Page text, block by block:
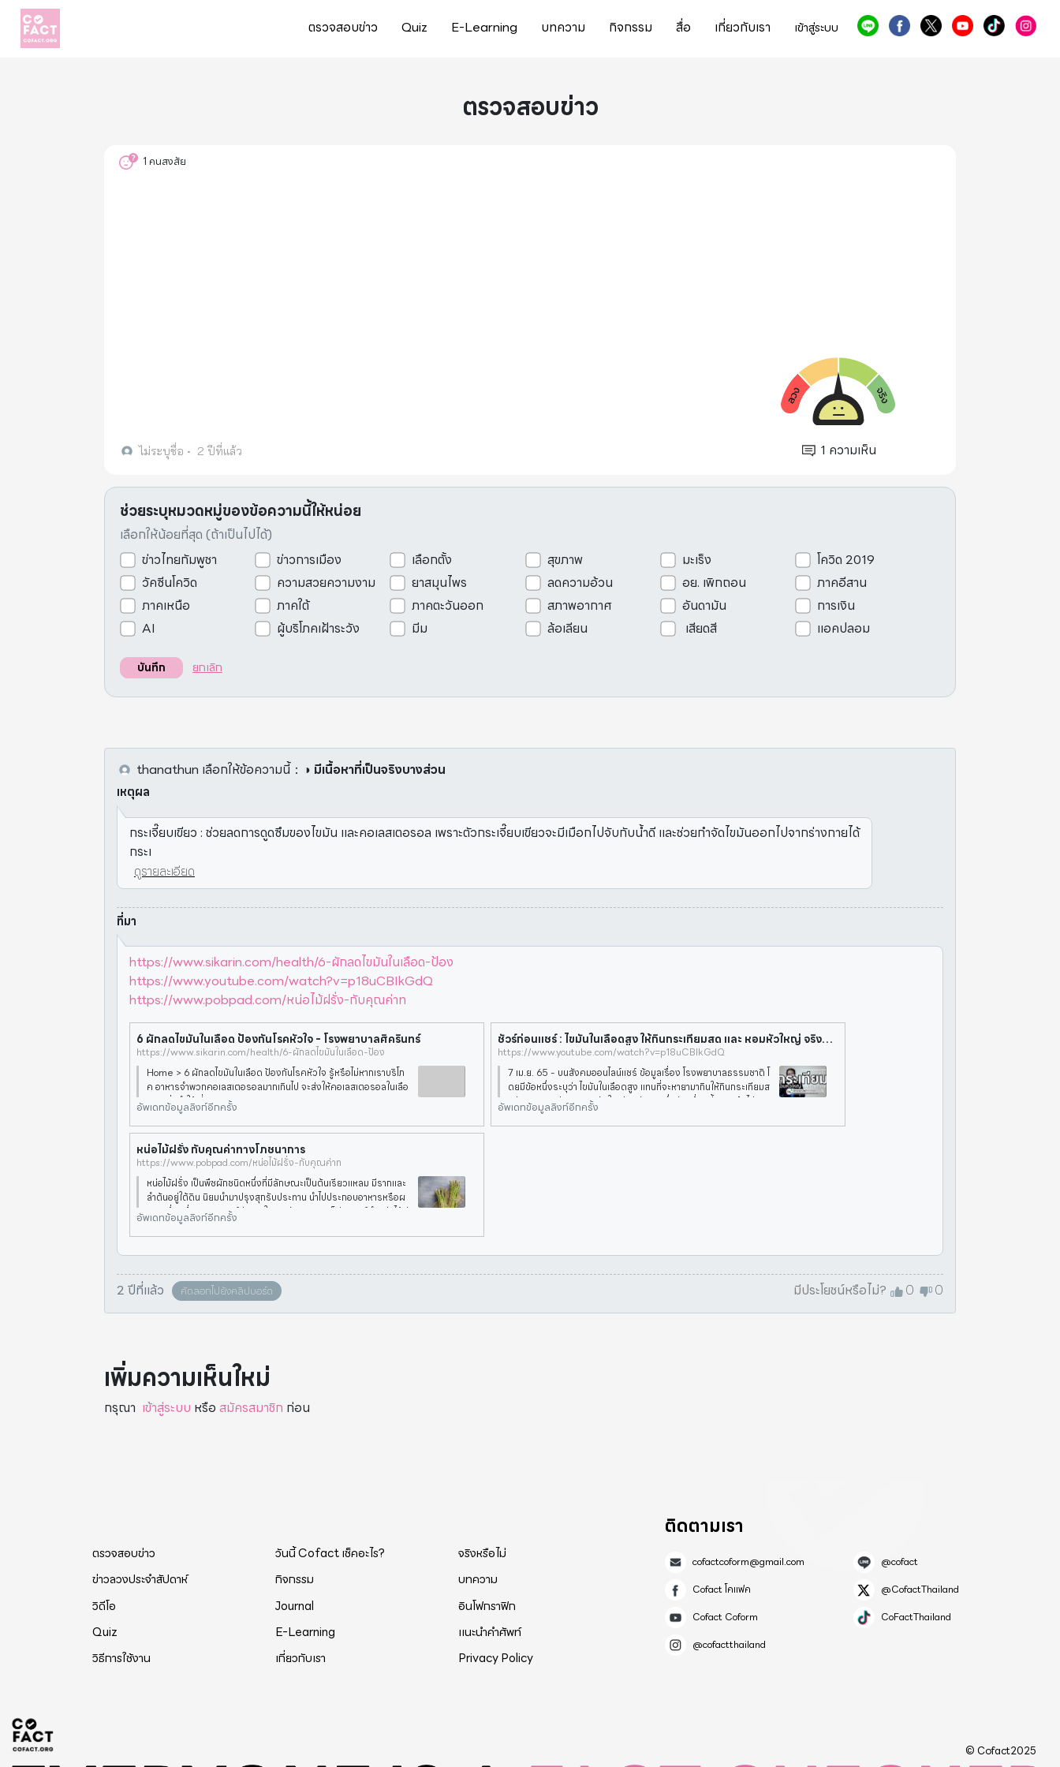
ตรวจสอบข่าว Quiz E-Learning บทความ กิจกรรม สื่อ เกี่ยวกับเรา เข้าสู่ระบบ
ตรวจสอบข่าว
1คนสงสัย
ไม่ระบุชื่อ • 2 ปีที่แล้ว 1 ความเห็น
ช่วยระบุหมวดหมู่ของข้อความนี้ให้หน่อย
เลือกให้น้อยที่สุด (ถ้าเป็นไปได้)
ข่าวไทยกัมพูชา
ข่าวการเมือง เลือกตั้ง สุขภาพ มะเร็ง
โควิด 2019
วัคซีนโควิด
ความสวยความงาม ยาสมุนไพร ลดความอ้วน อย. เพิกถอน
ภาคอีสาน
ภาคเหนือ
ภาคใต้ ภาคตะวันออก สภาพอากาศ อันดามัน
การเงิน
AI
ผู้บริโภคเฝ้าระวัง มีม ล้อเลียน เสียดสี แอคปลอม
บันทึก ยกเลิก
thanathun เลือกให้ข้อความนี้： ◑ มีเนื้อหาที่เป็นจริงบางส่วน
เหตุผล
กระเจี๊ยบเขียว : ช่วยลดการดูดซึมของไขมัน และคอเลสเตอรอล เพราะตัวกระเจี๊ยบเขียวจะมีเมือกไปจับกับน้ำดี และช่วยกำจัดไขมันออกไปจากร่างกายได้
กระเ
ดูรายละเอียด
ที่มา
https://www.sikarin.com/health/6-ผักลดไขมันในเลือด-ป้อง
https://www.youtube.com/watch?v=p18uCBIkGdQ
https://www.pobpad.com/หน่อไม้ฝรั่ง-กับคุณค่าท
6 ผักลดไขมันในเลือด ป้องกันโรคหัวใจ - โรงพยาบาลศิครินทร์
https://www.sikarin.com/health/6-ผักลดไขมันในเลือด-ป้อง
Home > 6 ผักลดไขมันในเลือด ป้องกันโรคหัวใจ รู้หรือไม่หากเราบริโภ
ค อาหารจำพวกคอเลสเตอรอลมากเกินไป จะส่งให้คอเลสเตอรอลในเลือ
ดสูง ยิ่งทำให้เสี่ย
อัพเดทข้อมูลลิงก์อีกครั้ง
ชัวร์ก่อนแชร์ : ไขมันในเลือดสูง ให้กินกระเทียมสด และ หอมหัวใหญ่ จริงหรือ ?
https://www.youtube.com/watch?v=p18uCBIkGdQ
7 เม.ย. 65 - บนสังคมออนไลน์แชร์ ข้อมูลเรื่อง โรงพยาบาลธรรมชาติ โ
ดยมีข้อหนึ่งระบุว่า ไขมันในเลือดสูง แทนที่จะหายามากินให้กินกระเทียมส
ดวันละ 10 กลีบ กินหอมหัวใหญ่สดวันละครึ่งหัว เรื่องนี้จริงหรือไม่ ติด
อัพเดทข้อมูลลิงก์อีกครั้ง
หน่อไม้ฝรั่ง กับคุณค่าทางโภชนาการ
https://www.pobpad.com/หน่อไม้ฝรั่ง-กับคุณค่าท
หน่อไม้ฝรั่ง เป็นพืชผักชนิดหนึ่งที่มีลักษณะเป็นต้นเรียวแหลม มีรากและ
ลำต้นอยู่ใต้ดิน นิยมนำมาปรุงสุกรับประทาน นำไปประกอบอาหารหรือผ
ลิตเครื่องดื่มแอลกอฮอล์ต่าง ๆ ในบางวัฒนธรรมก็ประยุกต์นำหน่อไม้ฝ
รั่งไปสก
อัพเดทข้อมูลลิงก์อีกครั้ง
2 ปีที่แล้ว คัดลอกไปยังคลิปบอร์ด มีประโยชน์หรือไม่? 0 0
เพิ่มความเห็นใหม่
กรุณา เข้าสู่ระบบ หรือ สมัครสมาชิก ก่อน
ตรวจสอบข่าว วันนี้ Cofact เช็คอะไร?
จริงหรือไม่
ข่าวลวงประจำสัปดาห์
กิจกรรม
บทความ
วิดีโอ
Journal
อินโฟกราฟิก
Quiz
E-Learning
แนะนำคำศัพท์
วิธีการใช้งาน
เกี่ยวกับเรา Privacy Policy
ติดตามเรา
cofactcoform@gmail.com
@cofact
Cofact โคแฟค
@CofactThailand
Cofact Coform
CoFactThailand
@cofactthailand
© Cofact2025